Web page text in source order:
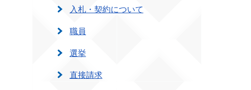
入札・契約について
職員
選挙
直接請求